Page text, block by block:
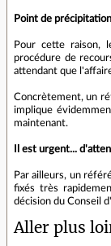
Point de
Pour cette raison,
procédure de
attendant que
Concrètement, un
implique
maintenant.
Il est urgent...
Par ailleurs, un
fixés très
décision du Conseil
Aller plus